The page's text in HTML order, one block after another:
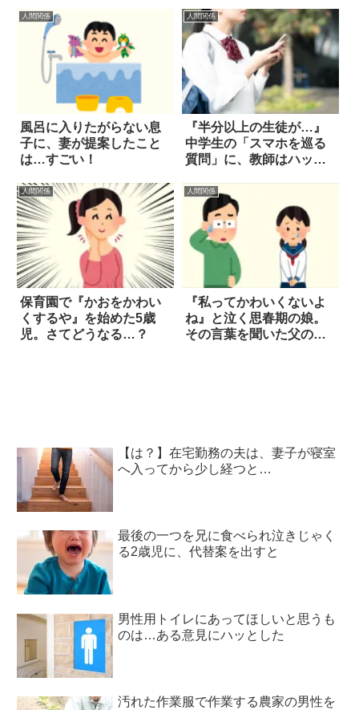
人間関係
風呂に入りたがらない息
子に、妻が提案したこと
は…すごい！
人間関係
『半分以上の生徒が…』
中学生の「スマホを巡る
質問」に、教師はハッと
人間関係
保育園で『かおをかわい
くするや』を始めた5歳
児。さてどうなる…？
人間関係
『私ってかわいくないよ
ね』と泣く思春期の娘。
その言葉を聞いた父の返
【は？】在宅勤務の夫は、妻子が寝室
へ入ってから少し経つと…
最後の一つを兄に食べられ泣きじゃく
る2歳児に、代替案を出すと
男性用トイレにあってほしいと思うも
のは…ある意見にハッとした
汚れた作業服で作業する農家の男性を